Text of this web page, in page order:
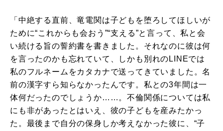
「中絶する直前、竜電関は子どもを堕ろしてほしいが
ために“これからも会おう”“支える”と言って、私と会
い続ける旨の誓約書を書きました。それなのに彼は何
を言ったのかも忘れていて、しかも別れのLINEでは
私のフルネームをカタカナで送ってきていました。名
前の漢字すら知らなかったんです。私との3年間は一
体何だったのでしょうか……。不倫関係については私
にも非があったとはいえ、彼の子どもを産みたかっ
た。最後まで自分の保身しか考えなかった彼に、“子